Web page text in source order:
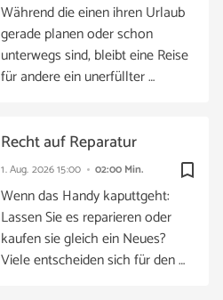
Während die einen ihren Urlaub
gerade planen oder schon
unterwegs sind, bleibt eine Reise
für andere ein unerfüllter …
bookmark_border
1. Aug. 202615:00 02:00 Min.
Recht auf Reparatur
Wenn das Handy kaputtgeht:
Lassen Sie es reparieren oder
kaufen sie gleich ein Neues?
Viele entscheiden sich für den …